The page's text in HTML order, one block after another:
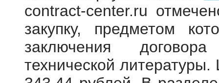
contract-center.ru
закупку, предметом
заключения
технической